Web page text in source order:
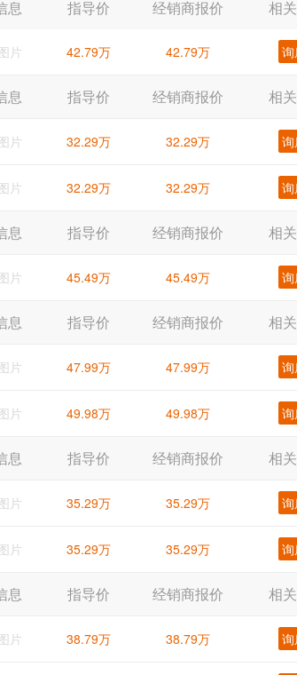
息 指导价 经销商报价 相
片 42.79万 42.79万
息 指导价 经销商报价 相
片 32.29万 32.29万
片 32.29万 32.29万
息 指导价 经销商报价 相
片 45.49万 45.49万
息 指导价 经销商报价 相
片 47.99万 47.99万
片 49.98万 49.98万
息 指导价 经销商报价 相
片 35.29万 35.29万
片 35.29万 35.29万
息 指导价 经销商报价 相
片 38.79万 38.79万